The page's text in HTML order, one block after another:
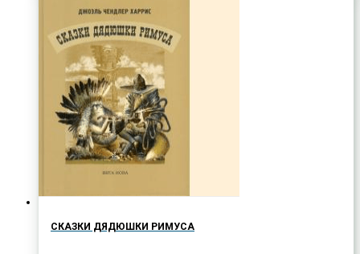
СКАЗКИ ДЯДЮШКИ РИМУСА